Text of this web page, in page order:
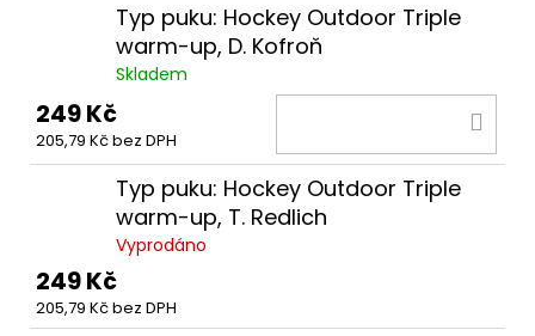
Typ puku: Hockey Outdoor Triple
warm-up, D. Kofroň
Skladem
249 Kč
205,79 Kč bez DPH
Typ puku: Hockey Outdoor Triple
warm-up, T. Redlich
Vyprodáno
249 Kč
205,79 Kč bez DPH